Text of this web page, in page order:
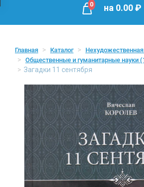
0 на 0.00₽
Главная Каталог Нехудожественная
Общественные и гуманитарные науки
Загадки 11 сентября